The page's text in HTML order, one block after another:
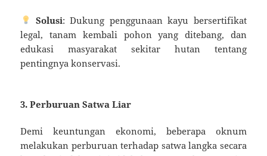
Solusi: Dukung penggunaan kayu bersertifikat
legal, tanam kembali pohon yang ditebang, dan
edukasi masyarakat sekitar hutan tentang
pentingnya konservasi.
3. Perburuan Satwa Liar
Demi keuntungan ekonomi, beberapa oknum
melakukan perburuan terhadap satwa langka secara